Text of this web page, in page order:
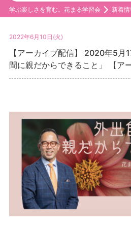
学ぶ楽しさを育む。花まる学習会 新着
2022年6月10日(火)
【アーカイブ配信】 2020年5月
間に親だからできること」 【ア